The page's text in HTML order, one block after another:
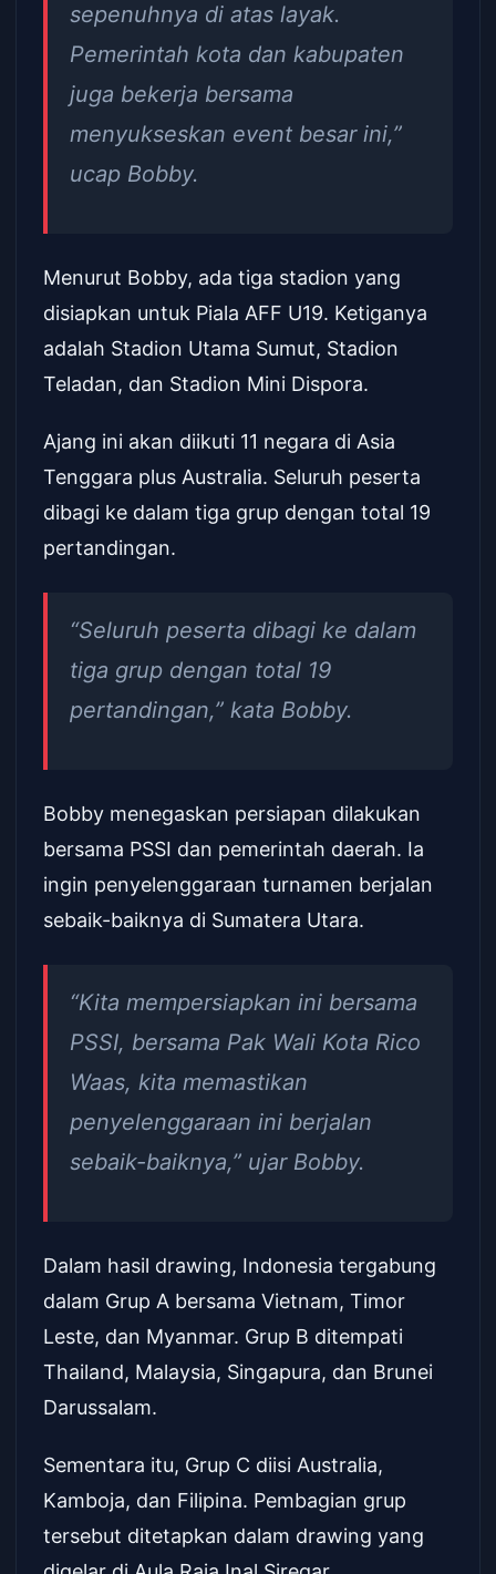
sepenuhnya di atas layak.
Pemerintah kota dan kabupaten
juga bekerja bersama
menyukseskan event besar ini,”
ucap Bobby.
Menurut Bobby, ada tiga stadion yang
disiapkan untuk Piala AFF U19. Ketiganya
adalah Stadion Utama Sumut, Stadion
Teladan, dan Stadion Mini Dispora.
Ajang ini akan diikuti 11 negara di Asia
Tenggara plus Australia. Seluruh peserta
dibagi ke dalam tiga grup dengan total 19
pertandingan.
“Seluruh peserta dibagi ke dalam
tiga grup dengan total 19
pertandingan,” kata Bobby.
Bobby menegaskan persiapan dilakukan
bersama PSSI dan pemerintah daerah. Ia
ingin penyelenggaraan turnamen berjalan
sebaik-baiknya di Sumatera Utara.
“Kita mempersiapkan ini bersama
PSSI, bersama Pak Wali Kota Rico
Waas, kita memastikan
penyelenggaraan ini berjalan
sebaik-baiknya,” ujar Bobby.
Dalam hasil drawing, Indonesia tergabung
dalam Grup A bersama Vietnam, Timor
Leste, dan Myanmar. Grup B ditempati
Thailand, Malaysia, Singapura, dan Brunei
Darussalam.
Sementara itu, Grup C diisi Australia,
Kamboja, dan Filipina. Pembagian grup
tersebut ditetapkan dalam drawing yang